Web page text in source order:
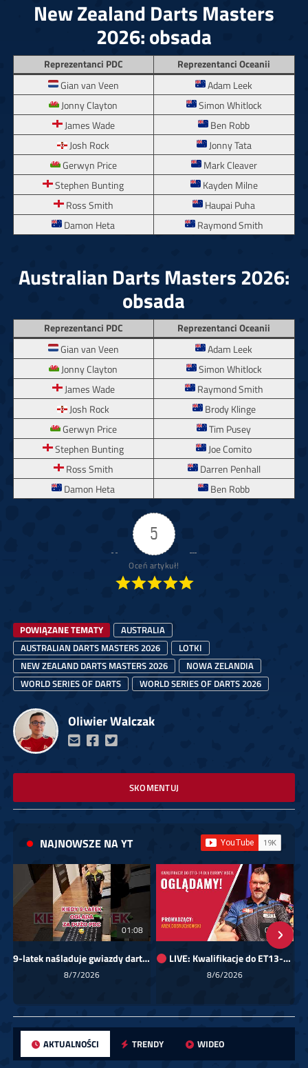
New Zealand Darts Masters
2026: obsada
Reprezentanci PDC
Reprezentanci Oceanii
Gian van Veen
Adam Leek
Jonny Clayton
Simon Whitlock
James Wade
Ben Robb
Josh Rock
Jonny Tata
Gerwyn Price
Mark Cleaver
Stephen Bunting
Kayden Milne
Ross Smith
Haupai Puha
Damon Heta
Raymond Smith
Australian Darts Masters 2026:
obsada
Reprezentanci PDC
Reprezentanci Oceanii
Gian van Veen
Adam Leek
Jonny Clayton
Simon Whitlock
James Wade
Raymond Smith
Josh Rock
Brody Klinge
Gerwyn Price
Tim Pusey
Stephen Bunting
Joe Comito
Ross Smith
Darren Penhall
Damon Heta
Ben Robb
5
Oceń artykuł!
POWIĄZANE TEMATY
AUSTRALIA
AUSTRALIAN DARTS MASTERS 2026
LOTKI
NEW ZEALAND DARTS MASTERS 2026
NOWA ZELANDIA
WORLD SERIES OF DARTS
WORLD SERIES OF DARTS 2026
Oliwier Walczak
SKOMENTUJ
NAJNOWSZE NA YT
01:08
9-latek naśladuje gwiazdy darta!
8/7/2026
00:00
LIVE: Kwalifikacje do ET13-14 dla Europy Wschodniej
8/6/2026
AKTUALNOŚCI TRENDY WIDEO